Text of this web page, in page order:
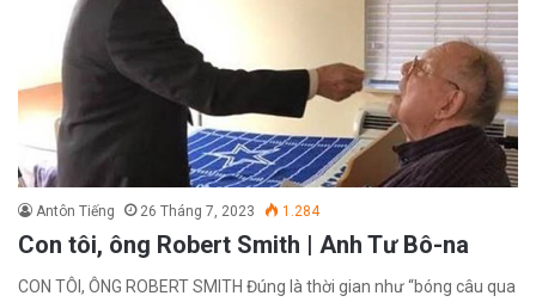
Antôn Tiếng 26 Tháng 7, 2023 1.284
Con tôi, ông Robert Smith | Anh Tư Bô-na
CON TÔI, ÔNG ROBERT SMITH Đúng là thời gian như “bóng câu qua